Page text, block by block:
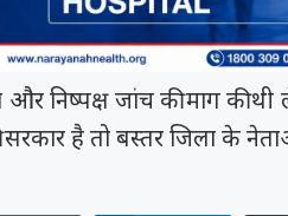
और निष्पक्ष जांच की माग की
है तो बस्तर जिला के